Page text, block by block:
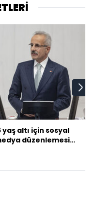
yaş altı için sosyal
düzenlemesi